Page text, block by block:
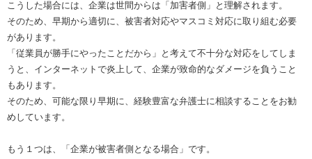
こうした場合には、企業は世間からは「加害者側」と理解されます。
そのため、早期から適切に、被害者対応やマスコミ対応に取り組む必要
があります。
「従業員が勝手にやったことだから」と考えて不十分な対応をしてしま
うと、インターネットで炎上して、企業が致命的なダメージを負うこと
もあります。
そのため、可能な限り早期に、経験豊富な弁護士に相談することをお勧
めしています。
もう１つは、「企業が被害者側となる場合」です。